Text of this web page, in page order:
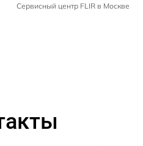
Сервисный центр FLIR в Москве